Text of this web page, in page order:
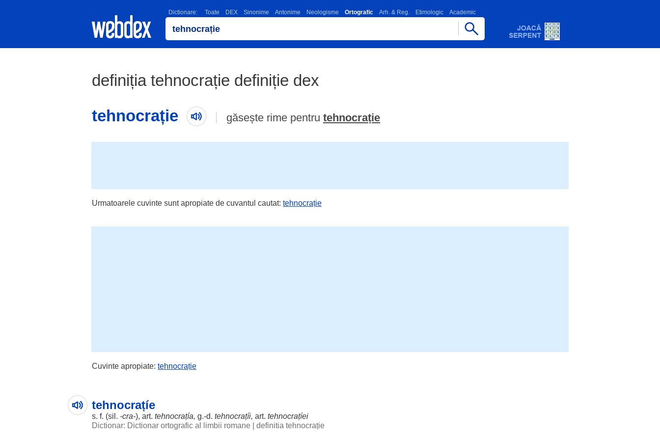
Dictionare: Toate DEX Sinonime Antonime Neologisme Ortografic Arh. & Reg. Etimologic Academic
definiția tehnocrație definiție dex
tehnocrație
găsește rime pentru tehnocrație
Urmatoarele cuvinte sunt apropiate de cuvantul cautat: tehnocrație
Cuvinte apropiate: tehnocrație
tehnocrațíe
s. f. (sil . -cra-), art. tehnocrațía, g.-d. tehnocrațíi, art. tehnocrațíei
Dictionar: Dictionar ortografic al limbii romane
definitia tehnocrație